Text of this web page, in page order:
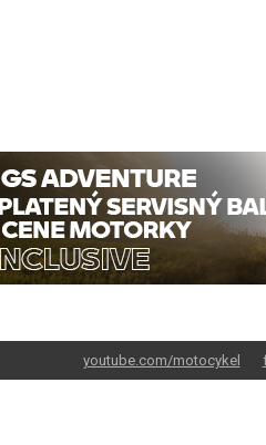
youtube.com/motocykel